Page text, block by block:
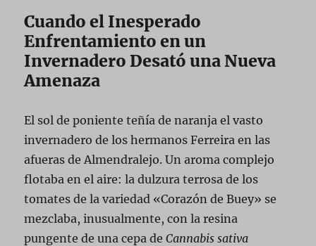
Cuando el Inesperado
Enfrentamiento en un
Invernadero Desató una Nueva
Amenaza
El sol de poniente teñía de naranja el vasto
invernadero de los hermanos Ferreira en las
afueras de Almendralejo. Un aroma complejo
flotaba en el aire: la dulzura terrosa de los
tomates de la variedad «Corazón de Buey» se
mezclaba, inusualmente, con la resina
pungente de una cepa deCannabis sativa